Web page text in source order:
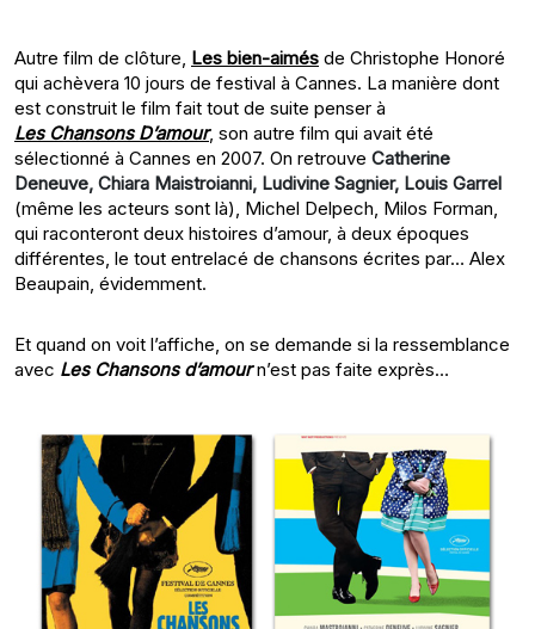
Autre film de clôture, Les bien-aimés de Christophe Honoré
qui achèvera 10 jours de festival à Cannes. La manière dont
est construit le film fait tout de suite penser à
Les Chansons D’amour, son autre film qui avait été
sélectionné à Cannes en 2007. On retrouve Catherine
Deneuve, Chiara Maistroianni, Ludivine Sagnier, Louis Garrel
(même les acteurs sont là), Michel Delpech, Milos Forman,
qui raconteront deux histoires d’amour, à deux époques
différentes, le tout entrelacé de chansons écrites par… Alex
Beaupain, évidemment.
Et quand on voit l’affiche, on se demande si la ressemblance
avec Les Chansons d’amourn’est pas faite exprès…